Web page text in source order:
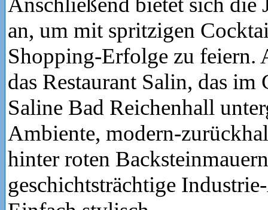
an, um mit spritzigen
Shopping-Erfolge zu feiern.
das Restaurant Salin, das im
Saline Bad Reichenhall
Ambiente, modern-
hinter roten
geschichtsträchtige